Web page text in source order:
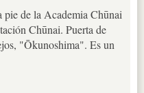
pie de la Academia Chūnai
Chūnai. Puerta de
"Ōkunoshima". Es un